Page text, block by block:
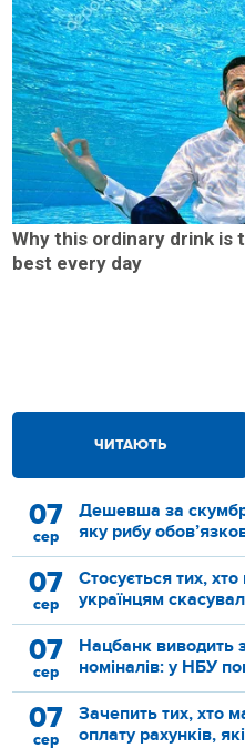
ЧИТАЮТЬ
07
сер
Дешевша за
яку рибу
07
сер
Стосується тих,
українцям
07
сер
Нацбанк виводить
номіналів: у НБУ
07
сер
Зачепить тих, хто
оплату рахунків,
Why this ordinary drink
best every day